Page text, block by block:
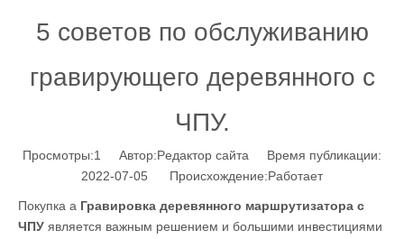
5 советов по обслуживанию
гравирующего деревянного с
ЧПУ.
Просмотры:1
Автор:Pедактор сайта Время публикации:
2022-07-05 Происхождение:Работает
Покупка а Гравировка деревянного маршрутизатора с
ЧПУ является важным решением и большими инвестициями